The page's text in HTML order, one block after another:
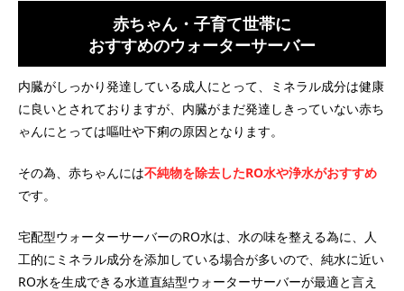
赤ちゃん・子育て世帯に
おすすめのウォーターサーバー
内臓がしっかり発達している成人にとって、ミネラル成分は健康
に良いとされておりますが、内臓がまだ発達しきっていない赤ち
ゃんにとっては嘔吐や下痢の原因となります。
その為、赤ちゃんには不純物を除去したRO水や浄水がおすすめ
です。
宅配型ウォーターサーバーのRO水は、水の味を整える為に、人
工的にミネラル成分を添加している場合が多いので、純水に近い
RO水を生成できる水道直結型ウォーターサーバーが最適と言え